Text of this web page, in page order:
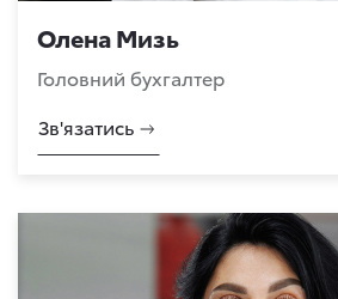
Олена Мизь
Головний бухгалтер
Зв'язатись